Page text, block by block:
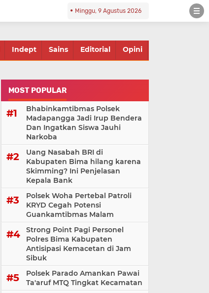
Minggu, 9 Agustus 2026
Indept Sains Editorial Opini
MOST POPULAR
Bhabinkamtibmas Polsek
Madapangga Jadi Irup Bendera
Dan Ingatkan Siswa Jauhi
Narkoba
Uang Nasabah BRI di
Kabupaten Bima hilang karena
Skimming? Ini Penjelasan
Kepala Bank
Polsek Woha Pertebal Patroli
KRYD Cegah Potensi
Guankamtibmas Malam
Strong Point Pagi Personel
Polres Bima Kabupaten
Antisipasi Kemacetan di Jam
Sibuk
Polsek Parado Amankan Pawai
Ta'aruf MTQ Tingkat Kecamatan